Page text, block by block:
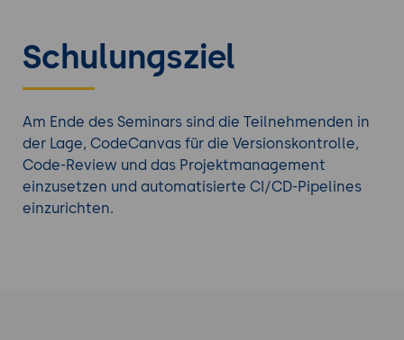
Schulungsziel
Am Ende des Seminars sind die Teilnehmenden in
der Lage, CodeCanvas für die Versionskontrolle,
Code-Review und das Projektmanagement
einzusetzen und automatisierte CI/CD-Pipelines
einzurichten.